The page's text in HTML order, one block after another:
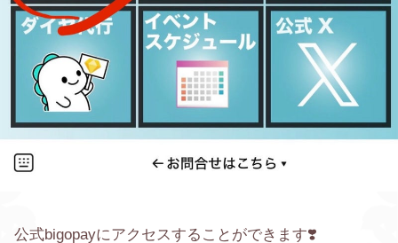
公式bigopayにアクセスすることができます❣️